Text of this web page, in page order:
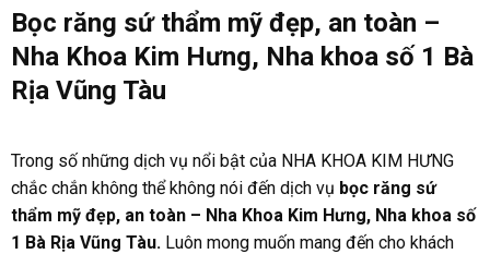
Bọc răng sứ thẩm mỹ đẹp, an toàn –
Nha Khoa Kim Hưng, Nha khoa số 1 Bà
Rịa Vũng Tàu
Trong số những dịch vụ nổi bật của NHA KHOA KIM HƯNG
chắc chắn không thể không nói đến dịch vụ bọc răng sứ
thẩm mỹ đẹp, an toàn – Nha Khoa Kim Hưng, Nha khoa số
1 Bà Rịa Vũng Tàu. Luôn mong muốn mang đến cho khách